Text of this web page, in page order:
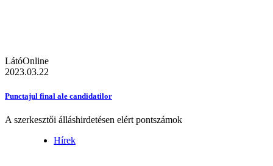
LátóOnline
2023.03.22
Punctajul final ale candidatilor
A szerkesztői álláshirdetésen elért pontszámok
Hírek